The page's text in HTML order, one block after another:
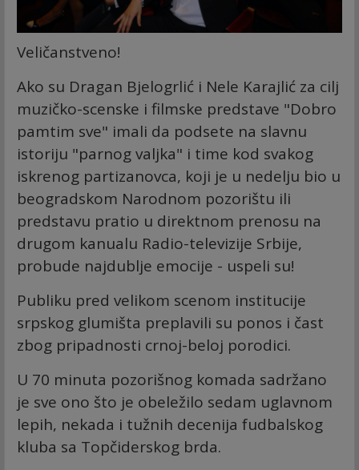
Veličanstveno!
Ako su Dragan Bjelogrlić i Nele Karajlić za cilj
muzičko-scenske i filmske predstave "Dobro
pamtim sve" imali da podsete na slavnu
istoriju "parnog valjka" i time kod svakog
iskrenog partizanovca, koji je u nedelju bio u
beogradskom Narodnom pozorištu ili
predstavu pratio u direktnom prenosu na
drugom kanualu Radio-televizije Srbije,
probude najdublje emocije - uspeli su!
Publiku pred velikom scenom institucije
srpskog glumišta preplavili su ponos i čast
zbog pripadnosti crnoj-beloj porodici.
U 70 minuta pozorišnog komada sadržano
je sve ono što je obeležilo sedam uglavnom
lepih, nekada i tužnih decenija fudbalskog
kluba sa Topčiderskog brda.